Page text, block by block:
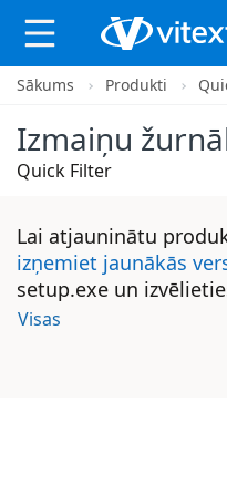
Sākums Produkti
Izmaiņu
Quick Filter
Lai atjauninātu
izņemiet jaunākās
setup.exe un
Visas